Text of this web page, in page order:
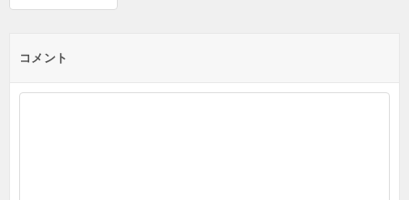
コメント